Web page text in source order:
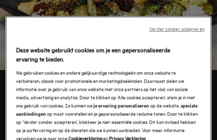
INGREDIËNTEN
Dit heb je nodig:
200 g rijst
150 g tempeh
Deze website gebruikt cookies om je een gepersonaliseerde
ervaring te bieden.
We gebruiken cookies en andere gelijkaardige technologieën om onze website te
verbeteren, alsook voor promotionele en marketingdoeleinden. Daarnaast delen we
informatie over je gebruik van onze website met onze partners op het vlak van sociale
media, advertising en analytics. Door te klikken op ‘Alle cookies accepteren’, stem je in met
ons gebruik van cookies. Zo kunnen weje ervaring personaliseren op de website,speciale
aanbiedingen op maat voorstellen en je gepersonaliseerde reclame tonen. Door te klikken
op ‘Verder zonder accepteren’, blokkeer je niet-essentiële cookies. Dit kan invloed hebben
op je surfervaring en op de diensten die we kunnen aanbieden. Voor meer informatie
verwijzen we je naar onzeCookieverklaringenPrivacy Verklaring.
Verder zonder accepteren